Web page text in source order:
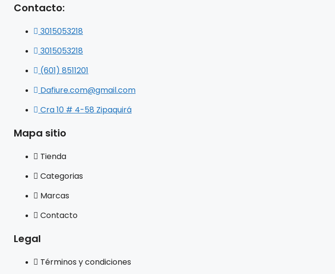
Contacto:
3015053218
3015053218
(601) 8511201
Dafiure.com@gmail.com
Cra 10 # 4-58 Zipaquirá
Mapa sitio
Tienda
Categorias
Marcas
Contacto
Legal
Términos y condiciones